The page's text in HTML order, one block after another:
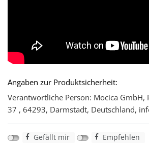
Angaben zur Produktsicherheit:
Verantwortliche Person: Mocica GmbH,
37 , 64293, Darmstadt, Deutschland,
Gefällt mir Empfehlen